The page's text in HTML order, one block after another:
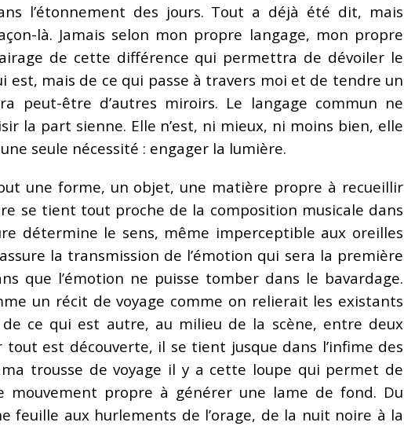
l’étonnement des jours. Tout a déjà été dit, mais
là. Jamais selon mon propre langage, mon propre
de cette différence qui permettra de dévoiler le
est, mais de ce qui passe à travers moi et de tendre un
peut-être d’autres miroirs. Le langage commun ne
la part sienne. Elle n’est, ni mieux, ni moins bien, elle
seule nécessité : engager la lumière.
une forme, un objet, une matière propre à recueillir
se tient tout proche de la composition musicale dans
détermine le sens, même imperceptible aux oreilles
la transmission de l’émotion qui sera la première
que l’émotion ne puisse tomber dans le bavardage.
un récit de voyage comme on relierait les existants
de ce qui est autre, au milieu de la scène, entre deux
tout est découverte, il se tient jusque dans l’infime des
ma trousse de voyage il y a cette loupe qui permet de
mouvement propre à générer une lame de fond. Du
feuille aux hurlements de l’orage, de la nuit noire à la